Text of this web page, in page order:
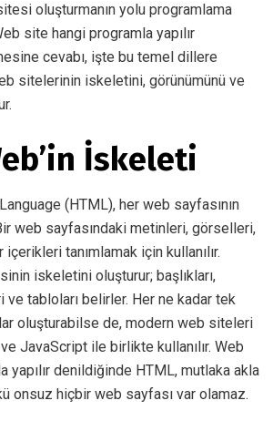
oluşturmanın yolu programlama
site hangi programla yapılır
cevabı, işte bu temel dillere
sitelerinin iskeletini, görünümünü ve
İskeleti
(HTML), her web sayfasının
web sayfasındaki metinleri, görselleri,
içerikleri tanımlamak için kullanılır.
iskeletini oluşturur; başlıkları,
ve tabloları belirler. Her ne kadar tek
oluşturabilse de, modern web siteleri
JavaScript ile birlikte kullanılır. Web
yapılır denildiğinde HTML, mutlaka akla
onsuz hiçbir web sayfası var olamaz.